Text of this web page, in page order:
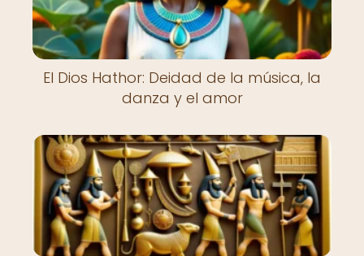
El Dios Hathor: Deidad de la música, la
danza y el amor